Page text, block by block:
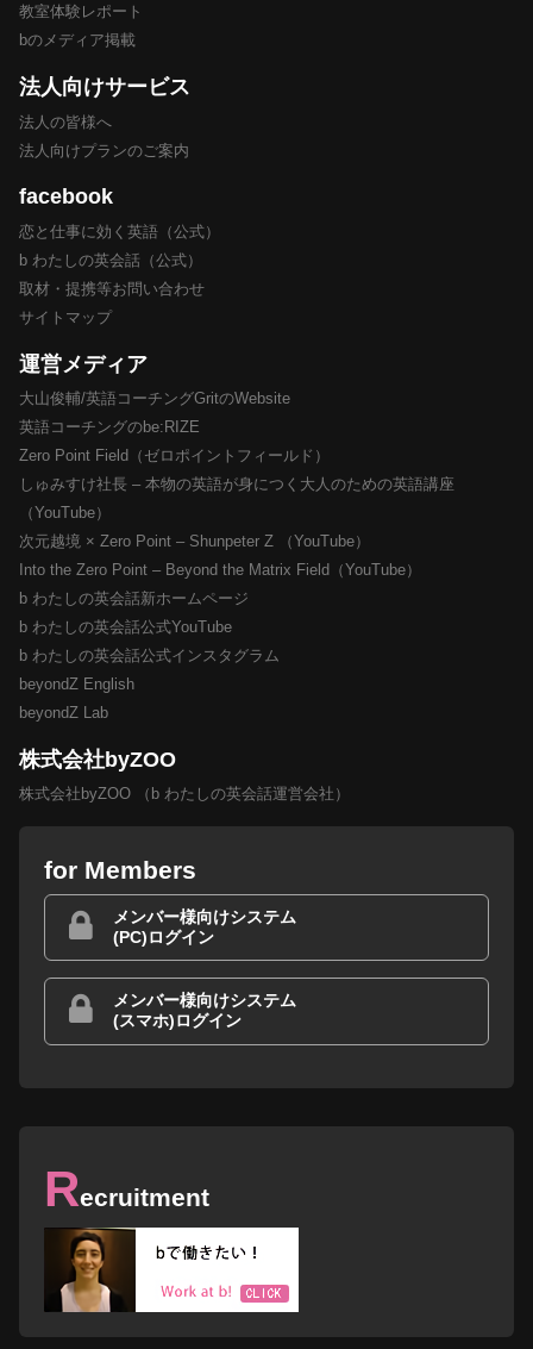
教室体験レポート
bのメディア掲載
法人向けサービス
法人の皆様へ
法人向けプランのご案内
facebook
恋と仕事に効く英語（公式）
b わたしの英会話（公式）
取材・提携等お問い合わせ
サイトマップ
運営メディア
大山俊輔/英語コーチングGritのWebsite
英語コーチングのbe:RIZE
Zero Point Field（ゼロポイントフィールド）
しゅみすけ社長 – 本物の英語が身につく大人のための英語講座
（YouTube）
次元越境 × Zero Point – Shunpeter Z （YouTube）
Into the Zero Point – Beyond the Matrix Field（YouTube）
b わたしの英会話新ホームページ
b わたしの英会話公式YouTube
b わたしの英会話公式インスタグラム
beyondZ English
beyondZ Lab
株式会社byZOO
株式会社byZOO （b わたしの英会話運営会社）
for Members
メンバー様向けシステム
(PC)ログイン
メンバー様向けシステム
(スマホ)ログイン
Recruitment